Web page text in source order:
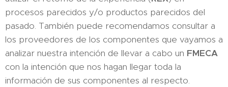
procesos parecidos y/o productos parecidos del
pasado. También puede recomendamos consultar a
los proveedores de los componentes que vayamos a
analizar nuestra intención de llevar a cabo un FMECA
con la intención que nos hagan llegar toda la
información de sus componentes al respecto.